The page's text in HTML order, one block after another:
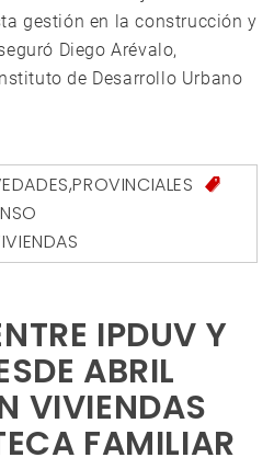
gestión en la construcción y
Diego Arévalo,
de Desarrollo Urbano
,PROVINCIALES
IPDUV Y
ABRIL
VIVIENDAS
FAMILIAR